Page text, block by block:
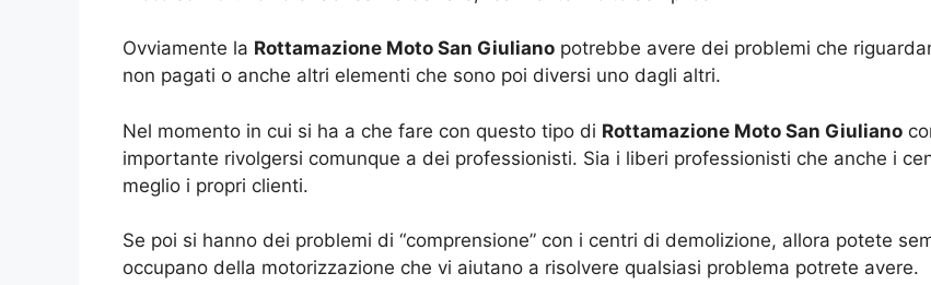
Ovviamente la Rottamazione Moto San Giuliano potrebbe avere dei problemi che
non pagati o anche altri elementi che sono poi diversi uno dagli altri.
Nel momento in cui si ha a che fare con questo tipo di Rottamazione Moto San Giuliano
importante rivolgersi comunque a dei professionisti. Sia i liberi professionisti che anche i
meglio i propri clienti.
Se poi si hanno dei problemi di “comprensione” con i centri di demolizione, allora potete
occupano della motorizzazione che vi aiutano a risolvere qualsiasi problema potrete avere.